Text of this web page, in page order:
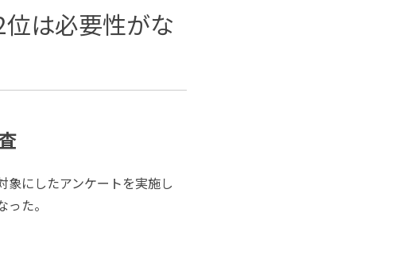
は必要性がな
にしたアンケートを実施し
た。